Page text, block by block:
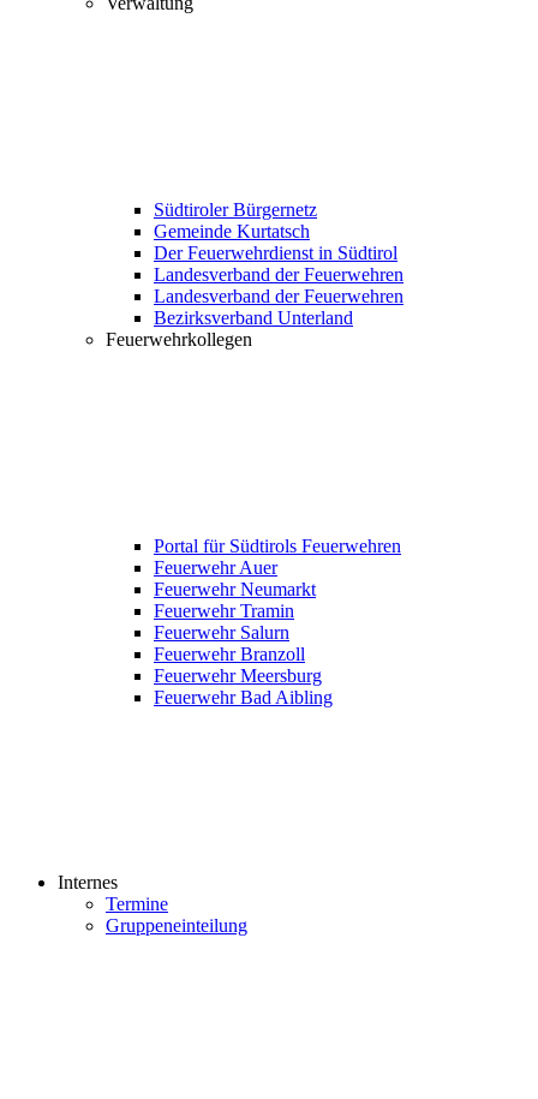
Südtiroler Bürgernetz
Gemeinde Kurtatsch
Der Feuerwehrdienst in Südtirol
Landesverband der Feuerwehren
Landesverband der Feuerwehren
Bezirksverband Unterland
Feuerwehrkollegen
Portal für Südtirols Feuerwehren
Feuerwehr Auer
Feuerwehr Neumarkt
Feuerwehr Tramin
Feuerwehr Salurn
Feuerwehr Branzoll
Feuerwehr Meersburg
Feuerwehr Bad Aibling
Internes
Termine
Gruppeneinteilung